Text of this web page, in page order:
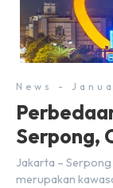
Menurut Direktur
2024, kondisi
memengaruhi
rumah maupun
News -
Serpong,
Jakarta –
merupakan